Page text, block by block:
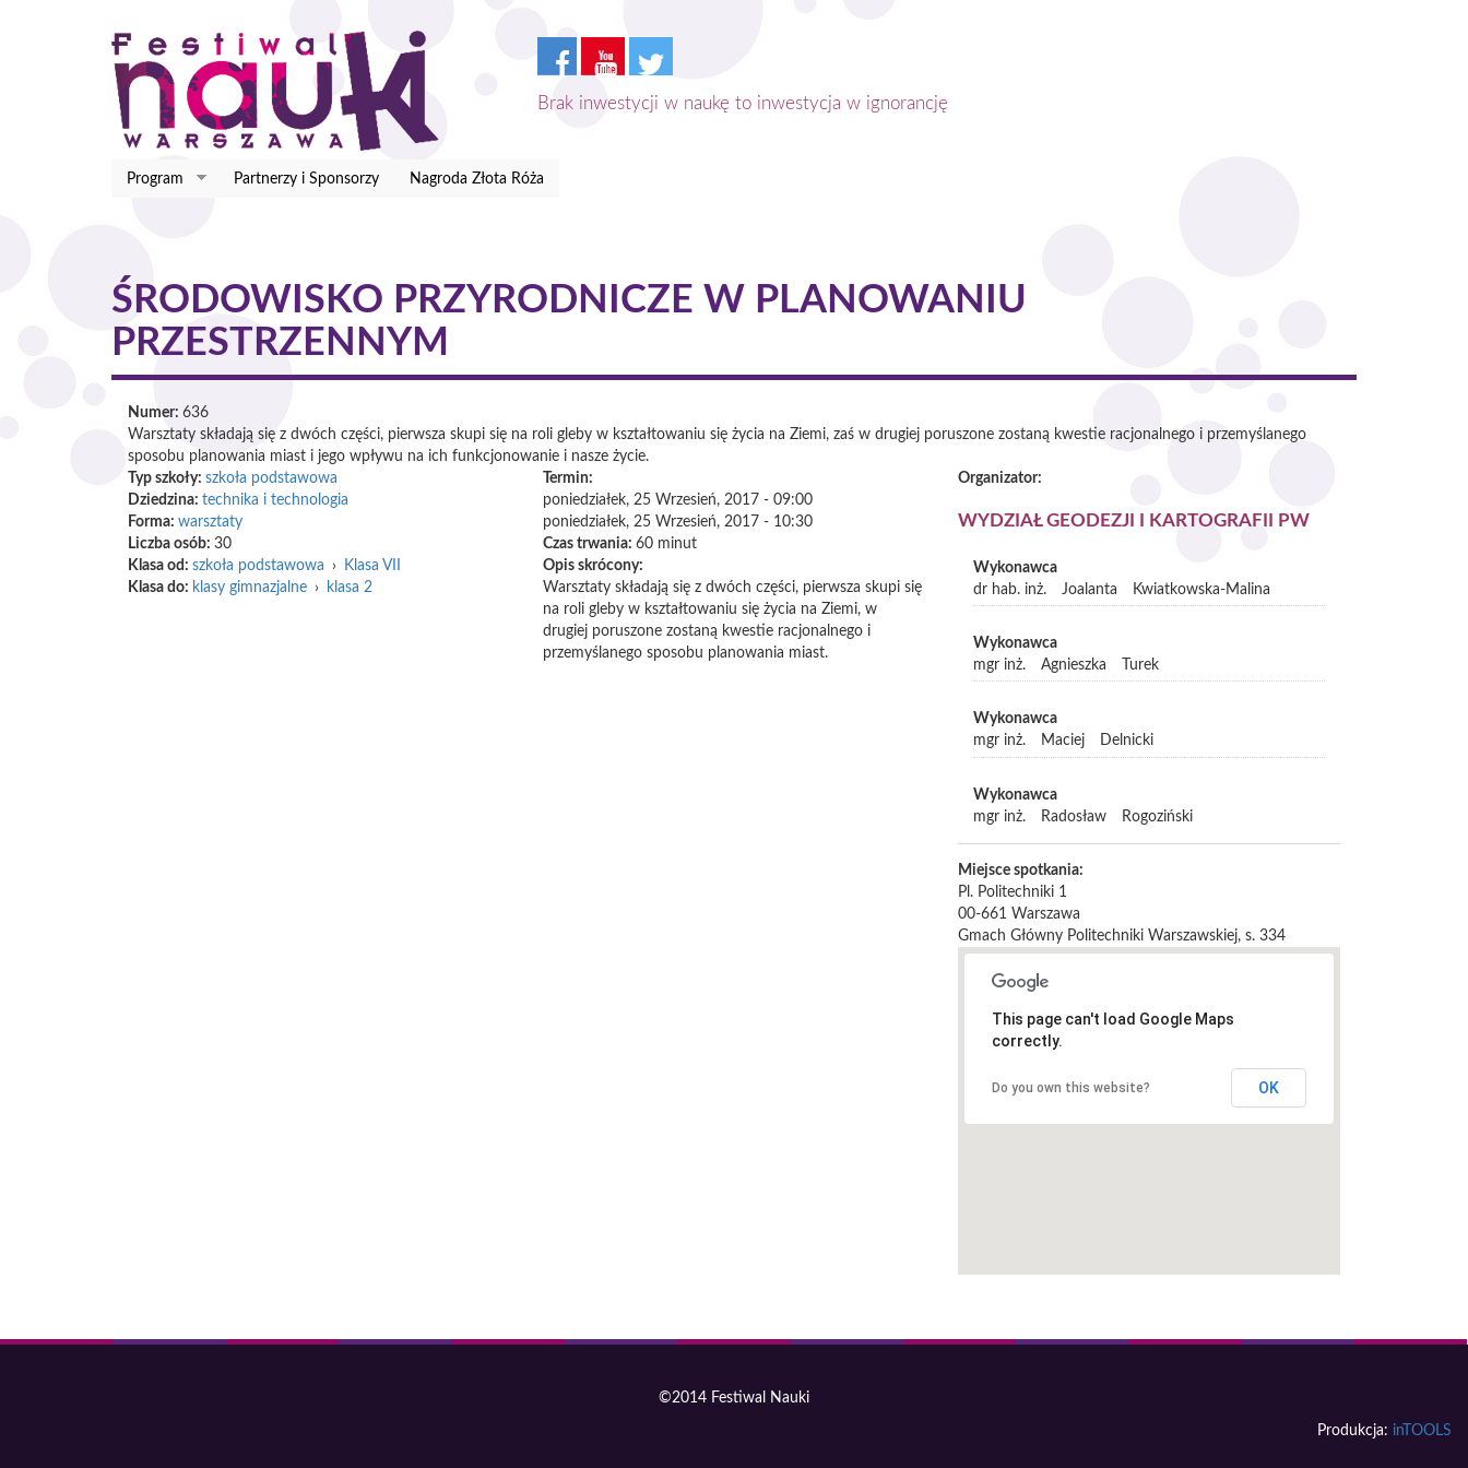
Brak inwestycji w naukę to inwestycja w ignorancję
Program Partnerzy i Sponsorzy Nagroda Złota Róża
ŚRODOWISKO PRZYRODNICZE W PLANOWANIU
PRZESTRZENNYM
Numer: 636
Warsztaty składają się z dwóch części, pierwsza skupi się na roli gleby w kształtowaniu się życia na Ziemi, zaś w drugiej poruszone zostaną kwestie racjonalnego i przemyślanego
sposobu planowania miast i jego wpływu na ich funkcjonowanie i nasze życie.
Typ szkoły: szkoła podstawowa
Dziedzina: technika i technologia
Forma: warsztaty
Liczba osób: 30
Klasa od: szkoła podstawowa ›
Klasa VII
Klasa do: klasy gimnazjalne › klasa 2
Termin:
poniedziałek, 25 Wrzesień, 2017 - 09:00
poniedziałek, 25 Wrzesień, 2017 - 10:30
Czas trwania: 60 minut
Opis skrócony:
Warsztaty składają się z dwóch części, pierwsza skupi się
na roli gleby w kształtowaniu się życia na Ziemi, w
drugiej poruszone zostaną kwestie racjonalnego i
przemyślanego sposobu planowania miast.
Organizator:
WYDZIAŁ GEODEZJI I KARTOGRAFII PW
Wykonawca
dr hab. inż.
Joalanta Kwiatkowska-Malina
Wykonawca
mgr inż.
Agnieszka Turek
Wykonawca
mgr inż.
Maciej Delnicki
Wykonawca
mgr inż.
Radosław Rogoziński
Miejsce spotkania:
Pl. Politechniki 1
00-661 Warszawa
Gmach Główny Politechniki Warszawskiej, s. 334
This page can't load Google Maps
correctly.
Do you own this website? OK
©2014 Festiwal Nauki
Produkcja: inTOOLS